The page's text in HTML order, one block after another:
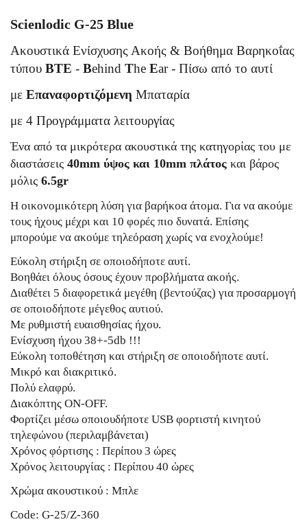
Scienlodic G-25 Blue
Ακουστικά Ενίσχυσης Ακοής & Βοήθημα Βαρηκοΐας
τύπου BTE - Behind The Ear - Πίσω από το αυτί
με Επαναφορτιζόμενη Μπαταρία
με 4 Προγράμματα λειτουργίας
Ένα από τα μικρότερα ακουστικά της κατηγορίας του με
διαστάσεις 40mm ύψος και 10mm πλάτος και βάρος
μόλις 6.5gr
Η οικονομικότερη λύση για βαρήκοα άτομα. Για να ακούμε
τους ήχους μέχρι και 10 φορές πιο δυνατά. Επίσης
μπορούμε να ακούμε τηλεόραση χωρίς να ενοχλούμε!
Εύκολη στήριξη σε οποιοδήποτε αυτί.
Βοηθάει όλους όσους έχουν προβλήματα ακοής.
Διαθέτει 5 διαφορετικά μεγέθη (βεντούζας) για προσαρμογή
σε οποιοδήποτε μέγεθος αυτιού.
Με ρυθμιστή ευαισθησίας ήχου.
Ενίσχυση ήχου 38+-5db !!!
Εύκολη τοποθέτηση και στήριξη σε οποιοδήποτε αυτί.
Μικρό και διακριτικό.
Πολύ ελαφρύ.
Διακόπτης ON-OFF.
Φορτίζει μέσω οποιουδήποτε USB φορτιστή κινητού
τηλεφώνου (περιλαμβάνεται)
Χρόνος φόρτισης : Περίπου 3 ώρες
Χρόνος λειτουργίας : Περίπου 40 ώρες
Χρώμα ακουστικού : Μπλε
Code: G-25/Z-360